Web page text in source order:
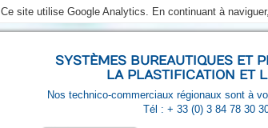
Ce site utilise Google Analytics. En continuant à
SYSTÈMES BUREAUTIQUES ET
LA PLASTIFICATION ET
Nos technico-commerciaux régionaux sont à
Tél : + 33 (0) 3 84 78 30